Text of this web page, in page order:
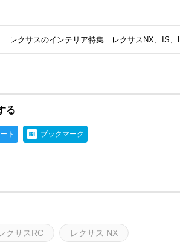
レクサスのインテリア特集｜レクサスNX、IS、
る
ト ブックマーク
クサスRC レクサス NX